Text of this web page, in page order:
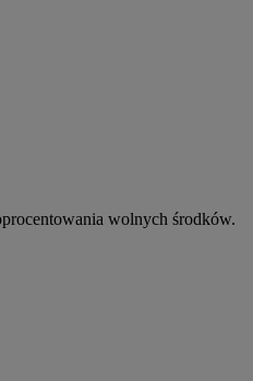
wolnych środków.